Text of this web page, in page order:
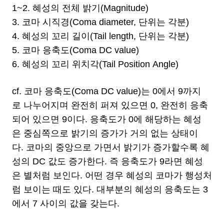
1~2. 혜성의 전체 밝기(Magnitude)
3. 코마 시직경(Coma diameter, 단위는 각분)
4. 혜성의 꼬리 길이(Tail length, 단위는 각분)
5. 코마 응축도(Coma DC value)
6. 혜성의 꼬리 위치각(Tail Position Angle)
cf. 코마 응축도(Coma DC value)는 0에서 9까지
로 나누어지며 완전히 퍼져 있으면 0, 완전히 응축
되어 있으면 9이다. 응축도가 0에 해당하는 혜성
은 중심쪽으로 밝기의 증가가 거의 없는 상태이
다. 코마의 중앙으로 가면서 밝기가 증가할수록 혜
성의 DC 값도 증가한다. 즉 응축도가 9라면 혜성
은 별처럼 보인다. 어떤 경우 혜성의 코마가 행성처
럼 보이는 때도 있다. 대부분의 혜성의 응축도는 3
에서 7 사이의 값을 갖는다.